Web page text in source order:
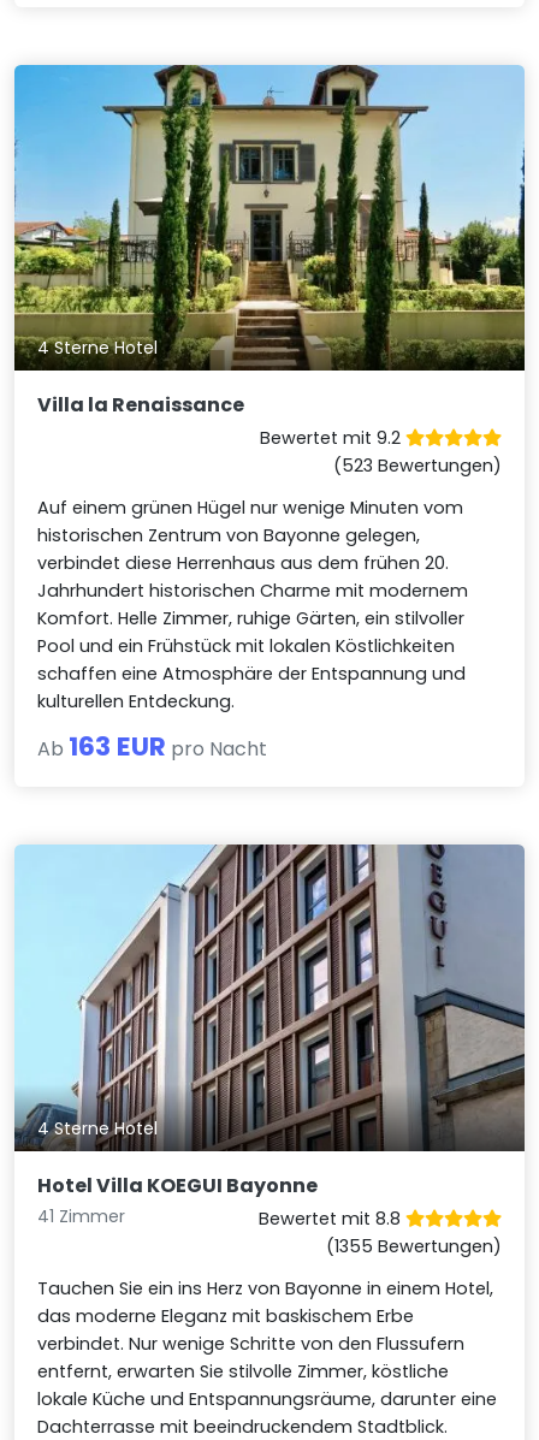
4 Sterne Hotel
Villa la Renaissance
Bewertet mit 9.2
(523 Bewertungen)
Auf einem grünen Hügel nur wenige Minuten vom
historischen Zentrum von Bayonne gelegen,
verbindet diese Herrenhaus aus dem frühen 20.
Jahrhundert historischen Charme mit modernem
Komfort. Helle Zimmer, ruhige Gärten, ein stilvoller
Pool und ein Frühstück mit lokalen Köstlichkeiten
schaffen eine Atmosphäre der Entspannung und
kulturellen Entdeckung.
Ab 163 EUR pro Nacht
4 Sterne Hotel
Hotel Villa KOEGUI Bayonne
41 Zimmer
Bewertet mit 8.8
(1355 Bewertungen)
Tauchen Sie ein ins Herz von Bayonne in einem Hotel,
das moderne Eleganz mit baskischem Erbe
verbindet. Nur wenige Schritte von den Flussufern
entfernt, erwarten Sie stilvolle Zimmer, köstliche
lokale Küche und Entspannungsräume, darunter eine
Dachterrasse mit beeindruckendem Stadtblick.